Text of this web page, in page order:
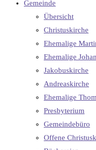
Gemeinde
Übersicht
Christuskirche
Ehemalige
Ehemalige
Jakobuskirche
Andreaskirche
Ehemalige
Presbyterium
Gemeindebüro
Offene